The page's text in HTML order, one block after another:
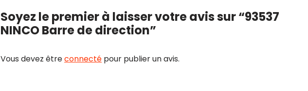
Soyez le premier à laisser votre avis sur “93537
NINCO Barre de direction”
Vous devez êtreconnecté pour publier un avis.